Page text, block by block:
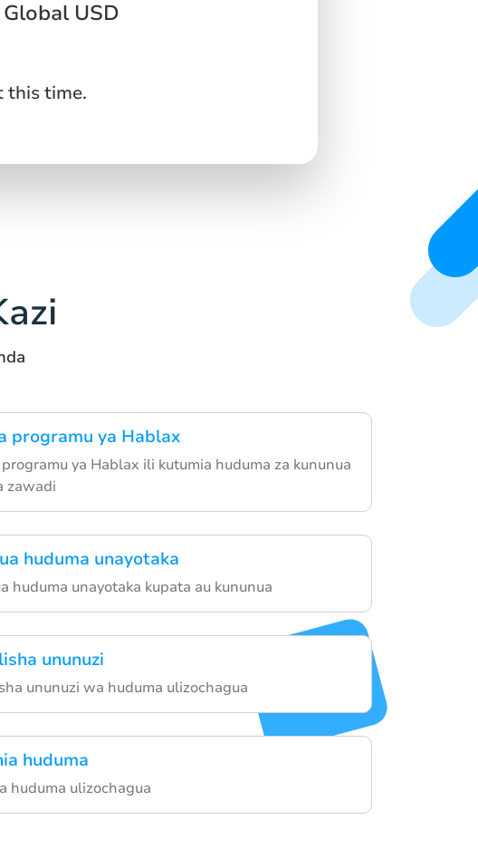
USD
this time.
programu ya Hablax
ya Hablax ili kutumia huduma za kununua
zawadi
huduma unayotaka
huduma unayotaka kupata au kununua
ununuzi
ununuzi wa huduma ulizochagua
huduma
huduma ulizochagua